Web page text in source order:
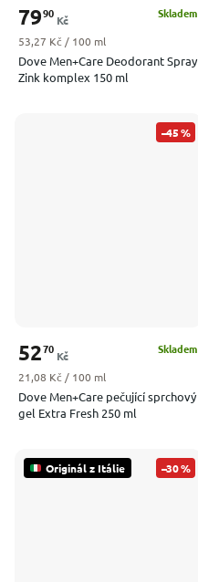
Dove Men+Care Deodorant Spray
Zink komplex 150 ml
Skladem
7990
Kč
Měrná cena:
53,27 Kč / 100 ml
–45 %
Dove Men+Care pečující sprchový
gel Extra Fresh 250 ml
Skladem
5270
Kč
Měrná cena:
21,08 Kč / 100 ml
Originál z Itálie –30 %